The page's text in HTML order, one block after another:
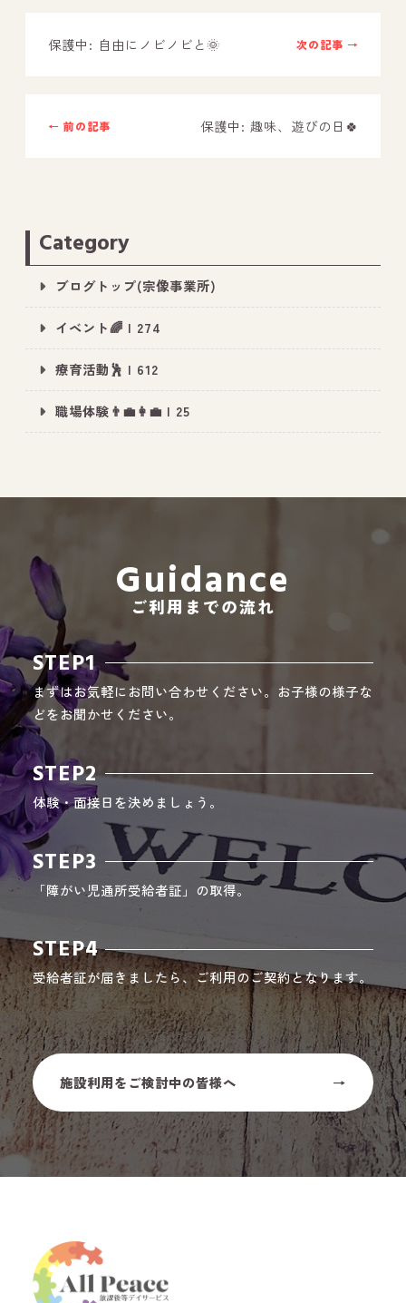
スタッフブログ
－ 福津事業所のブログ
－ 鳥栖事業所のブログ
Instagram 事業所紹介動画
CEO BLOG
オールピース代表の部屋
次の記事 →
保護中: 自由にノビノビと🌞
← 前の記事 保護中: 趣味、遊びの日🍀
Category
ブログトップ(宗像事業所)
イベント🌈 | 274
療育活動🕺 | 612
職場体験👨‍💼👩‍💼 | 25
Guidance
ご利用までの流れ
STEP1
まずはお気軽にお問い合わせください。お子様の様子な
どをお聞かせください。
STEP2
体験・面接日を決めましょう。
STEP3
「障がい児通所受給者証」の取得。
STEP4
受給者証が届きましたら、ご利用のご契約となります。
施設利用をご検討中の皆様へ